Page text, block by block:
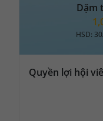
Dặm
HSD:
Quyền lợi hội